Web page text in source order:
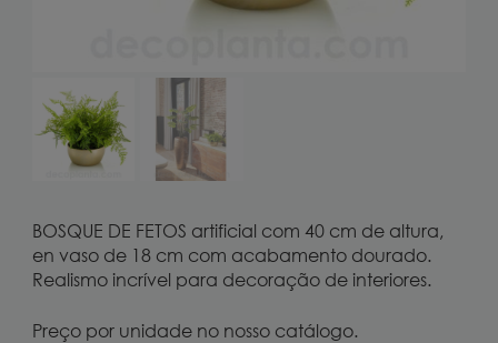
BOSQUE DE FETOS artificial com 40 cm de altura,
en vaso de 18 cm com acabamento dourado.
Realismo incrível para decoração de interiores.
Preço por unidade no nosso catálogo.